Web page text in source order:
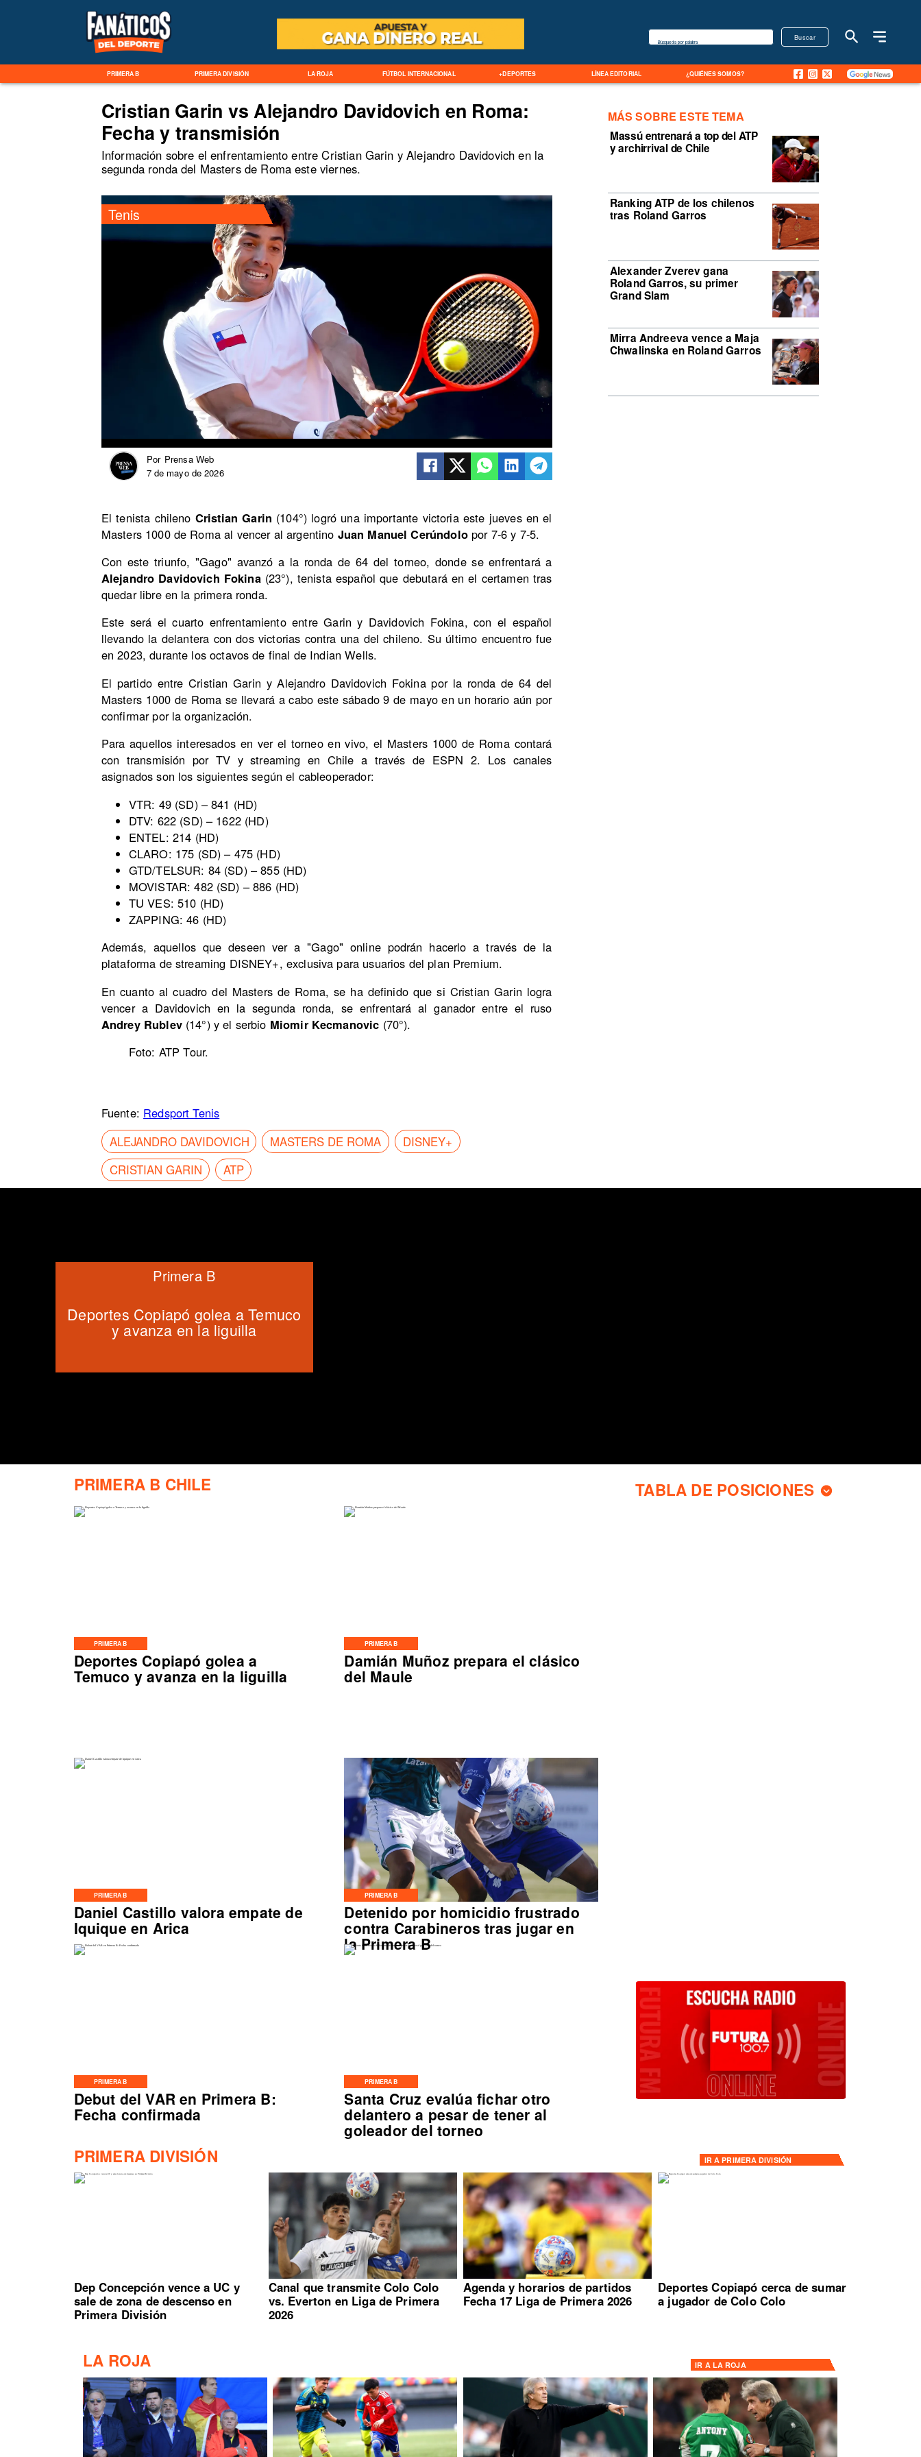
PRIMERA B PRIMERA DIVISIÓN LA ROJA FÚTBOL INTERNACIONAL +DEPORTES LÍNEA EDITORIAL ¿QUIÉNES SOMOS?
Buscar
Búsqueda por palabra
Tenis
Prensa Web
Por
7 de mayo de 2026
Massú entrenará a top del ATP
y archirrival de Chile
Ranking ATP de los chilenos
tras Roland Garros
Alexander Zverev gana
Roland Garros, su primer
Grand Slam
Mirra Andreeva vence a Maja
Chwalinska en Roland Garros
MÁS SOBRE ESTE TEMA
Cristian Garin vs Alejandro Davidovich en Roma:
Fecha y transmisión
Información sobre el enfrentamiento entre Cristian Garin y Alejandro Davidovich en la
segunda ronda del Masters de Roma este viernes.
El tenista chileno Cristian Garin (104°) logró una importante victoria este jueves en el
Masters 1000 de Roma al vencer al argentino Juan Manuel Cerúndolopor 7-6 y 7-5.
Con este triunfo, "Gago" avanzó a la ronda de 64 del torneo, donde se enfrentará a
Alejandro Davidovich Fokina(23°), tenista español que debutará en el certamen tras
quedar libre en la primera ronda.
Este será el cuarto enfrentamiento entre Garin y Davidovich Fokina, con el español
llevando la delantera con dos victorias contra una del chileno. Su último encuentro fue
en 2023, durante los octavos de final de Indian Wells.
El partido entre Cristian Garin y Alejandro Davidovich Fokina por la ronda de 64 del
Masters 1000 de Roma se llevará a cabo este sábado 9 de mayo en un horario aún por
confirmar por la organización.
Para aquellos interesados en ver el torneo en vivo, el Masters 1000 de Roma contará
con transmisión por TV y streaming en Chile a través de ESPN 2. Los canales
asignados son los siguientes según el cableoperador:
VTR: 49 (SD) – 841 (HD)
DTV: 622 (SD) – 1622 (HD)
ENTEL: 214 (HD)
CLARO: 175 (SD) – 475 (HD)
GTD/TELSUR: 84 (SD) – 855 (HD)
MOVISTAR: 482 (SD) – 886 (HD)
TU VES: 510 (HD)
ZAPPING: 46 (HD)
Además, aquellos que deseen ver a "Gago" online podrán hacerlo a través de la
plataforma de streaming DISNEY+, exclusiva para usuarios del plan Premium.
En cuanto al cuadro del Masters de Roma, se ha definido que si Cristian Garin logra
vencer a Davidovich en la segunda ronda, se enfrentará al ganador entre el ruso
Andrey Rublev(14°) y el serbio Miomir Kecmanovic (70°).
Foto: ATP Tour.
Fuente: Redsport Tenis
ALEJANDRO DAVIDOVICH
MASTERS DE ROMA
DISNEY+
CRISTIAN GARIN
ATP
PRIMERA B
Deportes Copiapó golea a
Temuco y avanza en la liguilla
PRIMERA B
Damián Muñoz prepara el clásico
del Maule
PRIMERA B
Daniel Castillo valora empate de
Iquique en Arica
PRIMERA B
Detenido por homicidio frustrado
contra Carabineros tras jugar en
la Primera B
Deportes Copiapó golea a Temuco
y avanza en la liguilla
Primera B
PRIMERA B CHILE TABLA DE POSICIONES
PRIMERA B
Debut del VAR en Primera B:
Fecha confirmada
PRIMERA B
Santa Cruz evalúa fichar otro
delantero a pesar de tener al
goleador del torneo
PRIMERA DIVISIÓN IR A PRIMERA DIVISIÓN
Dep Concepción vence a UC y
sale de zona de descenso en
Primera División
Canal que transmite Colo Colo
vs. Everton en Liga de Primera
2026
Agenda y horarios de partidos
Fecha 17 Liga de Primera 2026
Deportes Copiapó cerca de sumar
a jugador de Colo Colo
LA ROJA IR A LA ROJA